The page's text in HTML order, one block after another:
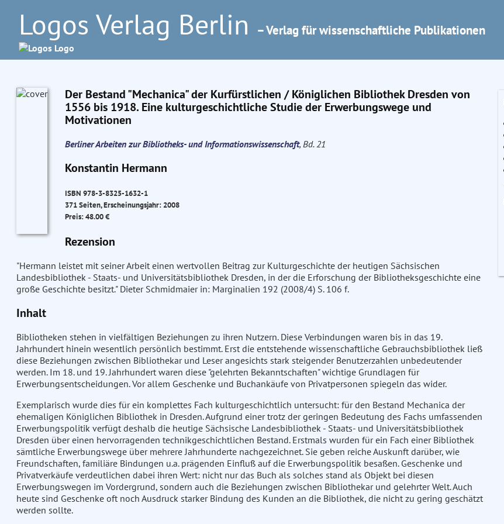
Logos Verlag Berlin – Verlag für wissenschaftliche Publikationen
Der Bestand "Mechanica" der Kurfürstlichen / Königlichen Bibliothek Dresden von
1556 bis 1918. Eine kulturgeschichtliche Studie der Erwerbungswege und
Motivationen
Berliner Arbeiten zur Bibliotheks- und Informationswissenschaft, Bd. 21
Konstantin Hermann
ISBN 978-3-8325-1632-1
371 Seiten, Erscheinungsjahr: 2008
Preis: 48.00 €
Rezension
"Hermann leistet mit seiner Arbeit einen wertvollen Beitrag zur Kulturgeschichte der heutigen Sächsischen
Landesbibliothek - Staats- und Universitätsbibliothek Dresden, in der die Erforschung der Bibliotheksgeschichte eine
große Geschichte besitzt." Dieter Schmidmaier in: Marginalien 192 (2008/4) S. 106 f.
Inhalt
Bibliotheken stehen in vielfältigen Beziehungen zu ihren Nutzern. Diese Verbindungen waren bis in das 19.
Jahrhundert hinein wesentlich persönlich bestimmt. Erst die entstehende wissenschaftliche Gebrauchsbibliothek ließ
diese Beziehungen zwischen Bibliothekar und Leser angesichts stark steigender Benutzerzahlen unbedeutender
werden. Im 18. und 19. Jahrhundert waren diese "gelehrten Bekanntschaften" wichtige Grundlagen für
Erwerbungsentscheidungen. Vor allem Geschenke und Buchankäufe von Privatpersonen spiegeln das wider.
Exemplarisch wurde dies für ein komplettes Fach kulturgeschichtlich untersucht: für den Bestand Mechanica der
ehemaligen Königlichen Bibliothek in Dresden. Aufgrund einer trotz der geringen Bedeutung des Fachs umfassenden
Erwerbungspolitik verfügt deshalb die heutige Sächsische Landesbibliothek - Staats- und Universitätsbibliothek
Dresden über einen hervorragenden technikgeschichtlichen Bestand. Erstmals wurden für ein Fach einer Bibliothek
sämtliche Erwerbungswege über mehrere Jahrhunderte nachgezeichnet. Sie geben reiche Auskunft darüber, wie
Freundschaften, familiäre Bindungen u.a. prägenden Einfluß auf die Erwerbungspolitik besaßen. Geschenke und
Privatverkäufe verdeutlichen dabei ihren Wert: nicht nur das Buch als solches stand als Objekt bei diesen
Erwerbungswegen im Vordergrund, sondern auch die Beziehungen zwischen Bibliothekar und gelehrter Welt. Auch
heute sind Geschenke oft noch Ausdruck starker Bindung des Kunden an die Bibliothek, die nicht zu gering geschätzt
werden sollte.